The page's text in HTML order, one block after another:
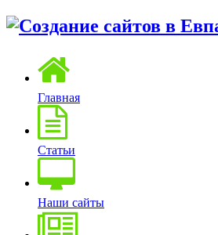
Главная
Статьи
Наши сайты